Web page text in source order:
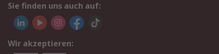
Sie finden uns auch auf:
Wir akzeptieren: